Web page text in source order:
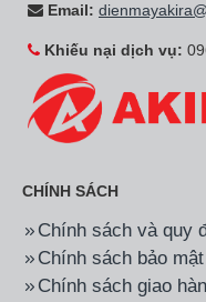
Email:
Khiếu nại dịch vụ:
CHÍNH SÁCH
Chính sách và quy
Chính sách bảo mật
Chính sách giao